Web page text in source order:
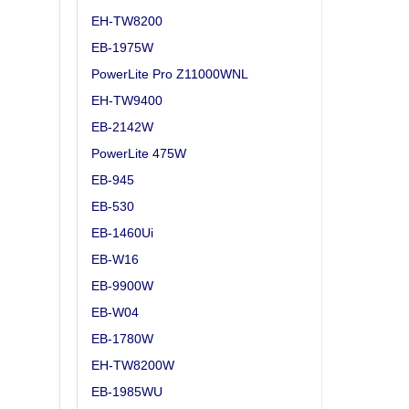
EH-TW8200
EB-1975W
PowerLite Pro Z11000WNL
EH-TW9400
EB-2142W
PowerLite 475W
EB-945
EB-530
EB-1460Ui
EB-W16
EB-9900W
EB-W04
EB-1780W
EH-TW8200W
EB-1985WU